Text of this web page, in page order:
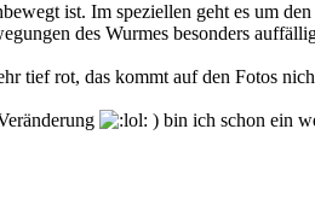
ist. Im speziellen geht es um
des Wurmes besonders
tief rot, das kommt auf den Fotos
) bin ich schon ein